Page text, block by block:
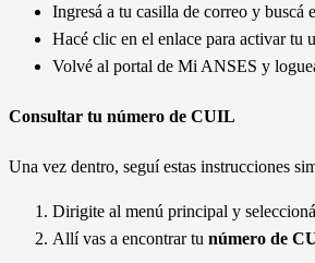
Ingresá a tu casilla de correo y buscá
Hacé clic en el enlace para activar tu
Volvé al portal de Mi ANSES y
Consultar tu número de CUIL
Una vez dentro, seguí estas instrucciones
Dirigite al menú principal y
Allí vas a encontrar tu número de